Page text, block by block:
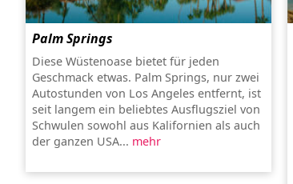
Palm Springs
Diese Wüstenoase bietet für jeden
Geschmack etwas. Palm Springs, nur zwei
Autostunden von Los Angeles entfernt, ist
seit langem ein beliebtes Ausflugsziel von
Schwulen sowohl aus Kalifornien als auch
der ganzen USA... mehr